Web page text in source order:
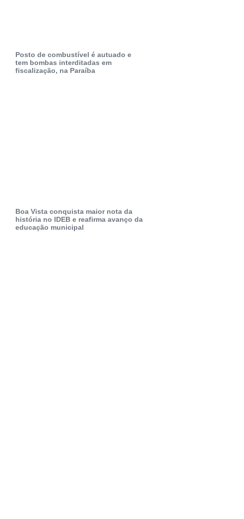
Posto de combustível é autuado e
tem bombas interditadas em
fiscalização, na Paraíba
Boa Vista conquista maior nota da
história no IDEB e reafirma avanço da
educação municipal